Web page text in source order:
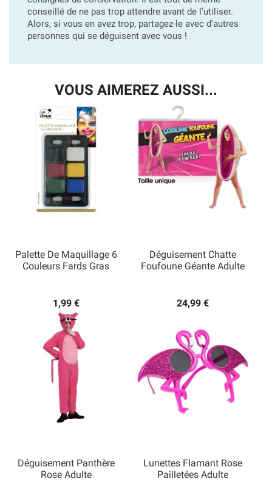
conseillé de ne pas trop attendre avant de l'utiliser.
Alors, si vous en avez trop, partagez-le avec d'autres
personnes qui se déguisent avec vous !
VOUS AIMEREZ AUSSI...
Palette De Maquillage 6
Couleurs Fards Gras
1,99 €
Déguisement Chatte
Foufoune Géante Adulte
24,99 €
Déguisement Panthère
Rose Adulte
Lunettes Flamant Rose
Pailletées Adulte